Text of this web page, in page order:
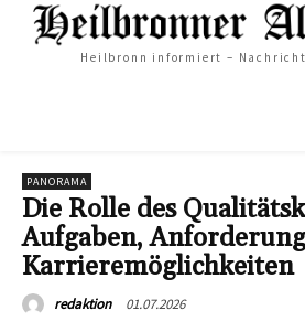
Heilbronn informiert –
PANORAMA
Die Rolle des
Aufgaben,
Karrieremöglichkeiten
redaktion 01.07.2026